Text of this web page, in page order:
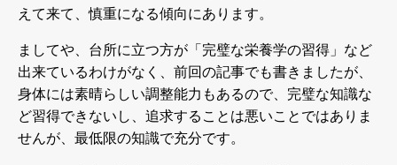
えて来て、慎重になる傾向にあります。
ましてや、台所に立つ方が「完璧な栄養学の習得」など
出来ているわけがなく、前回の記事でも書きましたが、
身体には素晴らしい調整能力もあるので、完璧な知識な
ど習得できないし、追求することは悪いことではありま
せんが、最低限の知識で充分です。